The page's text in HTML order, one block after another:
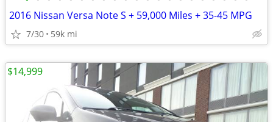
2016 Nissan Versa Note S + 59,000 Miles + 35-45 MPG
7/30 59k mi
$14,999